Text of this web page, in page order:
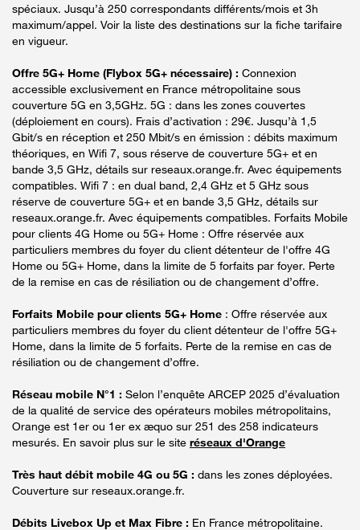
spéciaux. Jusqu’à 250 correspondants différents/mois et 3h
maximum/appel. Voir la liste des destinations sur la fiche tarifaire
en vigueur.
Offre 5G+ Home (Flybox 5G+ nécessaire) : Connexion
accessible exclusivement en France métropolitaine sous
couverture 5G en 3,5GHz. 5G : dans les zones couvertes
(déploiement en cours). Frais d’activation : 29€. Jusqu’à 1,5
Gbit/s en réception et 250 Mbit/s en émission : débits maximum
théoriques, en Wifi 7, sous réserve de couverture 5G+ et en
bande 3,5 GHz, détails sur reseaux.orange.fr. Avec équipements
compatibles. Wifi 7 : en dual band, 2,4 GHz et 5 GHz sous
réserve de couverture 5G+ et en bande 3,5 GHz, détails sur
reseaux.orange.fr. Avec équipements compatibles. Forfaits Mobile
pour clients 4G Home ou 5G+ Home : Offre réservée aux
particuliers membres du foyer du client détenteur de l'offre 4G
Home ou 5G+ Home, dans la limite de 5 forfaits par foyer. Perte
de la remise en cas de résiliation ou de changement d’offre.
Forfaits Mobile pour clients 5G+ Home : Offre réservée aux
particuliers membres du foyer du client détenteur de l'offre 5G+
Home, dans la limite de 5 forfaits. Perte de la remise en cas de
résiliation ou de changement d’offre.
Réseau mobile N°1 : Selon l’enquête ARCEP 2025 d’évaluation
de la qualité de service des opérateurs mobiles métropolitains,
Orange est 1er ou 1er ex æquo sur 251 des 258 indicateurs
mesurés. En savoir plus sur le site réseaux d'Orange
Très haut débit mobile 4G ou 5G : dans les zones déployées.
Couverture sur reseaux.orange.fr.
Débits Livebox Up et Max Fibre : En France métropolitaine.